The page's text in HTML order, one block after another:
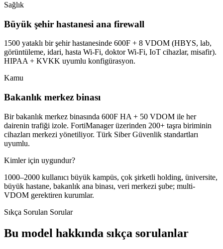
Sağlık
Büyük şehir hastanesi ana firewall
1500 yataklı bir şehir hastanesinde 600F + 8 VDOM (HBYS, lab,
görüntüleme, idari, hasta Wi-Fi, doktor Wi-Fi, IoT cihazlar, misafir).
HIPAA + KVKK uyumlu konfigürasyon.
Kamu
Bakanlık merkez binası
Bir bakanlık merkez binasında 600F HA + 50 VDOM ile her
dairenin trafiği izole. FortiManager üzerinden 200+ taşra biriminin
cihazları merkezi yönetiliyor. Türk Siber Güvenlik standartları
uyumlu.
Kimler için uygundur?
1000–2000 kullanıcı büyük kampüs, çok şirketli holding, üniversite,
büyük hastane, bakanlık ana binası, veri merkezi şube; multi-
VDOM gerektiren kurumlar.
Sıkça Sorulan Sorular
Bu model hakkında sıkça sorulanlar